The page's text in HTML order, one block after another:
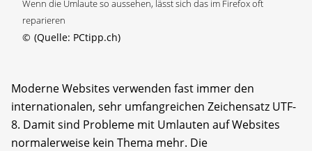
Wenn die Umlaute so aussehen, lässt sich das im Firefox oft
reparieren
© (Quelle: PCtipp.ch)
Moderne Websites verwenden fast immer den
internationalen, sehr umfangreichen Zeichensatz UTF-
8. Damit sind Probleme mit Umlauten auf Websites
normalerweise kein Thema mehr. Die